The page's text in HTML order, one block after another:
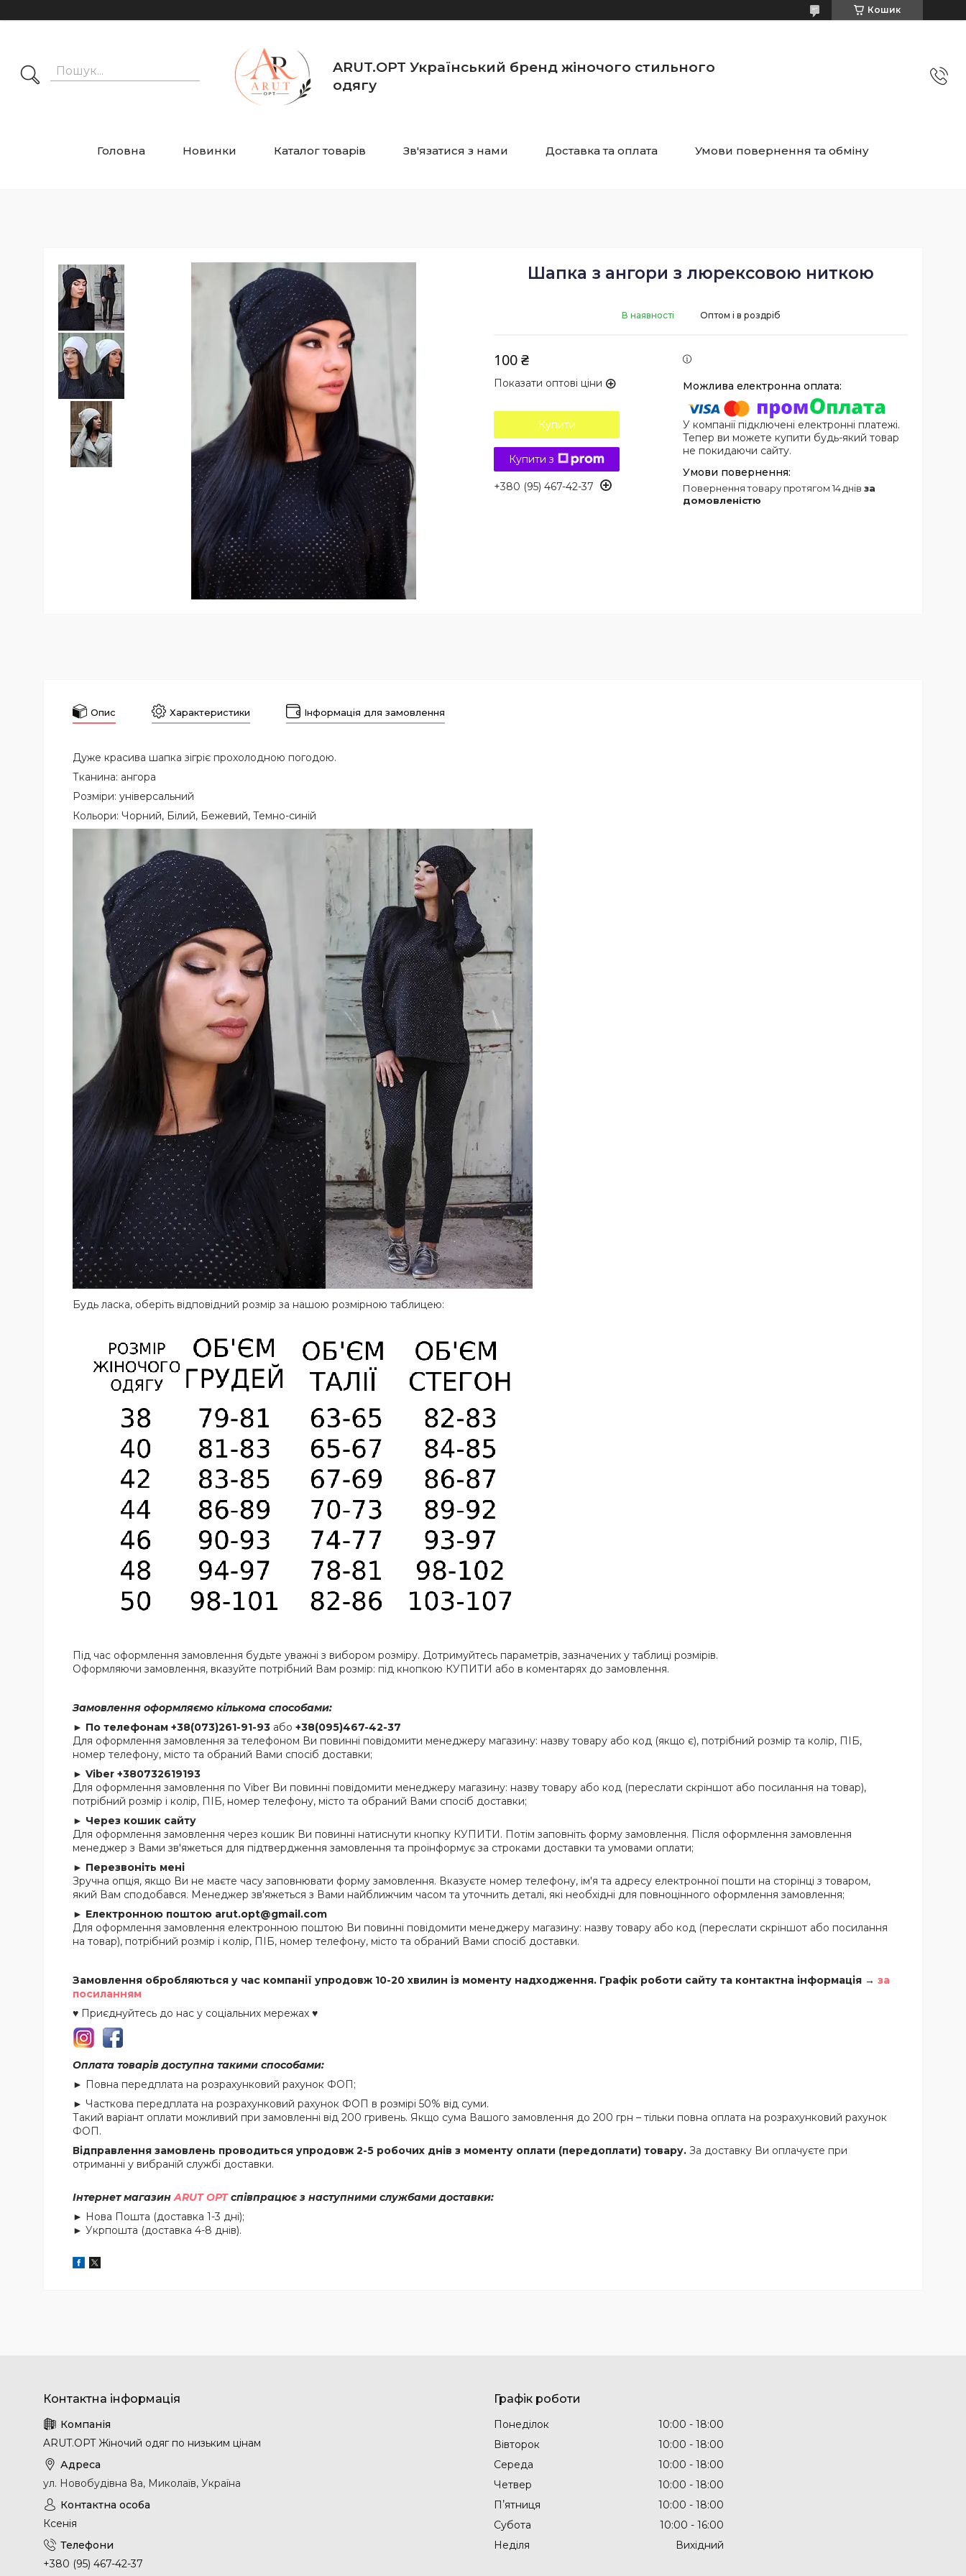
Кошик
ARUT.OPT Український бренд жіночого стильного
одягу
Головна Новинки Каталог товарів Зв'язатися з нами Доставка та оплата Умови повернення та обміну
Шапка з ангори з люрексовою ниткою
В наявності Оптом і в роздріб
100 ₴
Показати оптові ціни
Купити
Купити з
+380 (95) 467-42-37
У компанії підключені електронні платежі.
Тепер ви можете купити будь-який товар
не покидаючи сайту.
повернення товару протягом 14 днів за
домовленістю
Опис Характеристики Інформація для замовлення
Дуже красива шапка зігріє прохолодною погодою.
Тканина: ангора
Розміри: універсальний
Кольори: Чорний, Білий, Бежевий, Темно-синій
Будь ласка, оберіть відповідний розмір за нашою розмірною таблицею:
Під час оформлення замовлення будьте уважні з вибором розміру. Дотримуйтесь параметрів, зазначених у таблиці розмірів.
Оформляючи замовлення, вказуйте потрібний Вам розмір: під кнопкою КУПИТИ або в коментарях до замовлення.
Замовлення оформляємо кількома способами:
► По телефонам +38(073)261-91-93 або +38(095)467-42-37
Для оформлення замовлення за телефоном Ви повинні повідомити менеджеру магазину: назву товару або код (якщо є), потрібний розмір та колір, ПІБ,
номер телефону, місто та обраний Вами спосіб доставки;
► Viber +380732619193
Для оформлення замовлення по Viber Ви повинні повідомити менеджеру магазину: назву товару або код (переслати скріншот або посилання на товар),
потрібний розмір і колір, ПІБ, номер телефону, місто та обраний Вами спосіб доставки;
► Через кошик сайту
Для оформлення замовлення через кошик Ви повинні натиснути кнопку КУПИТИ. Потім заповніть форму замовлення. Після оформлення замовлення
менеджер з Вами зв'яжеться для підтвердження замовлення та проінформує за строками доставки та умовами оплати;
► Перезвоніть мені
Зручна опція, якщо Ви не маєте часу заповнювати форму замовлення. Вказуєте номер телефону, ім'я та адресу електронної пошти на сторінці з товаром,
який Вам сподобався. Менеджер зв'яжеться з Вами найближчим часом та уточнить деталі, які необхідні для повноцінного оформлення замовлення;
► Електронною поштою arut.opt@gmail.com
Для оформлення замовлення електронною поштою Ви повинні повідомити менеджеру магазину: назву товару або код (переслати скріншот або посилання
на товар), потрібний розмір і колір, ПІБ, номер телефону, місто та обраний Вами спосіб доставки.
Замовлення обробляються у час компанії упродовж 10-20 хвилин із моменту надходження. Графік роботи сайту та контактна інформація → за
посиланням
♥ Приєднуйтесь до нас у соціальних мережах ♥
Оплата товарів доступна такими способами:
► Повна передплата на розрахунковий рахунок ФОП;
► Часткова передплата на розрахунковий рахунок ФОП в розмірі 50% від суми.
Такий варіант оплати можливий при замовленні від 200 гривень. Якщо сума Вашого замовлення до 200 грн – тільки повна оплата на розрахунковий рахунок
ФОП.
Відправлення замовлень проводиться упродовж 2-5 робочих днів з моменту оплати (передоплати) товару. За доставку Ви оплачуєте при
отриманні у вибраній службі доставки.
Інтернет магазинARUT OPTспівпрацює з наступними службами доставки:
► Нова Пошта (доставка 1-3 дні);
► Укрпошта (доставка 4-8 днів).
ARUT.OPT Жіночий одяг по низьким цінам
ул. Новобудівна 8а, Миколаїв, Україна
Ксенія
+380 (95) 467-42-37
Графік роботи
Понеділок 10:00
18:00
Вівторок
10:00
18:00
Середа
10:00
18:00
Четвер
10:00
18:00
Пʼятниця
10:00
18:00
Субота
10:00
16:00
Неділя
Вихідний